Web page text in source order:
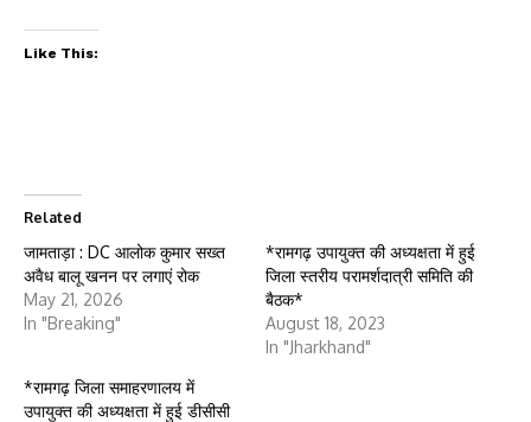
Like This:
Related
जामताड़ा : DC आलोक कुमार सख्त
अवैध बालू खनन पर लगाएं रोक
May 21, 2026
In "Breaking"
*रामगढ़ उपायुक्त की अध्यक्षता में हुई
जिला स्तरीय परामर्शदात्री समिति की
बैठक*
August 18, 2023
In "Jharkhand"
*रामगढ़ जिला समाहरणालय में
उपायुक्त की अध्यक्षता में हुई डीसीसी